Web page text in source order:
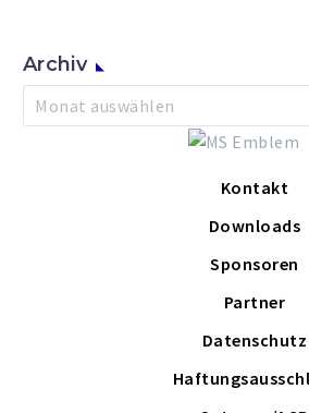
Archiv
Archiv
Monat auswählen
Kontakt
Downloads
Sponsoren
Partner
Datenschutz